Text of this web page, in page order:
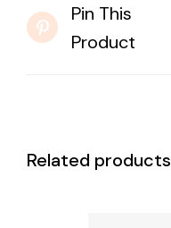
Pin This
Product
Related products